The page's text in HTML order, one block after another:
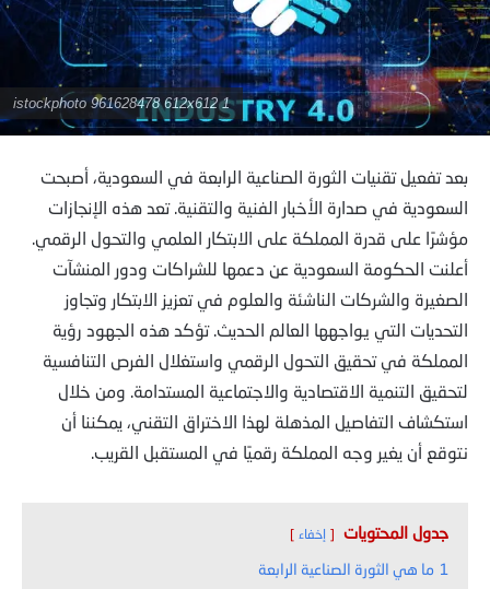
istockphoto 961628478 612x612 1
بعد تفعيل تقنيات الثورة الصناعية الرابعة في السعودية، أصبحت
السعودية في صدارة الأخبار الفنية والتقنية. تعد هذه الإنجازات
مؤشرًا على قدرة المملكة على الابتكار العلمي والتحول الرقمي.
أعلنت الحكومة السعودية عن دعمها للشراكات ودور المنشآت
الصغيرة والشركات الناشئة والعلوم في تعزيز الابتكار وتجاوز
التحديات التي يواجهها العالم الحديث. تؤكد هذه الجهود رؤية
المملكة في تحقيق التحول الرقمي واستغلال الفرص التنافسية
لتحقيق التنمية الاقتصادية والاجتماعية المستدامة. ومن خلال
استكشاف التفاصيل المذهلة لهذا الاختراق التقني، يمكننا أن
نتوقع أن يغير وجه المملكة رقميًا في المستقبل القريب.
جدول المحتويات إخفاء
1 ما هي الثورة الصناعية الرابعة